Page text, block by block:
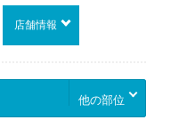
店舗情報
他の部位